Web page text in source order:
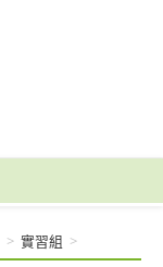
> 實習組 >